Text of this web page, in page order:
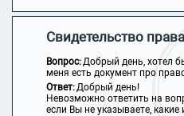
Свидетельство
Вопрос:Добрый день, хотел
меня есть документ про
Ответ:Добрый день!
Невозможно ответить на
если Вы не указываете, какие